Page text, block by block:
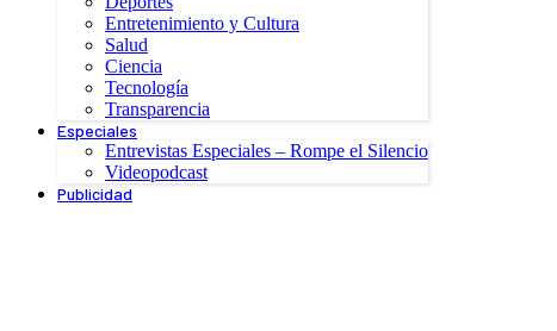
Entretenimiento y Cultura
Salud
Ciencia
Tecnología
Transparencia
Especiales
Entrevistas Especiales – Rompe el Silencio
Videopodcast
Publicidad